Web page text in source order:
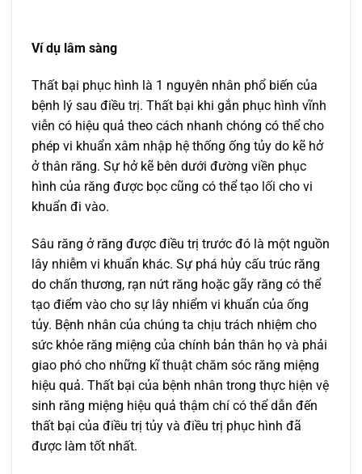
Ví dụ lâm sàng
Thất bại phục hình là 1 nguyên nhân phổ biến của
bệnh lý sau điều trị. Thất bại khi gắn phục hình vĩnh
viễn có hiệu quả theo cách nhanh chóng có thể cho
phép vi khuẩn xâm nhập hệ thống ống tủy do kẽ hở
ở thân răng. Sự hở kẽ bên dưới đường viền phục
hình của răng được bọc cũng có thể tạo lối cho vi
khuẩn đi vào.
Sâu răng ở răng được điều trị trước đó là một nguồn
lây nhiễm vi khuẩn khác. Sự phá hủy cấu trúc răng
do chấn thương, rạn nứt răng hoặc gãy răng có thể
tạo điểm vào cho sự lây nhiểm vi khuẩn của ống
tủy. Bệnh nhân của chúng ta chịu trách nhiệm cho
sức khỏe răng miệng của chính bản thân họ và phải
giao phó cho những kĩ thuật chăm sóc răng miệng
hiệu quả. Thất bại của bệnh nhân trong thực hiện vệ
sinh răng miệng hiệu quả thậm chí có thể dẫn đến
thất bại của điều trị tủy và điều trị phục hình đã
được làm tốt nhất.